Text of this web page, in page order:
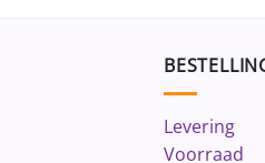
Levering
Voorraad